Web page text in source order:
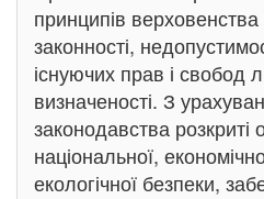
принципів
законності,
існуючих прав і свобод
визначеності. З
законодавства розкриті
національної,
екологічної безпеки,